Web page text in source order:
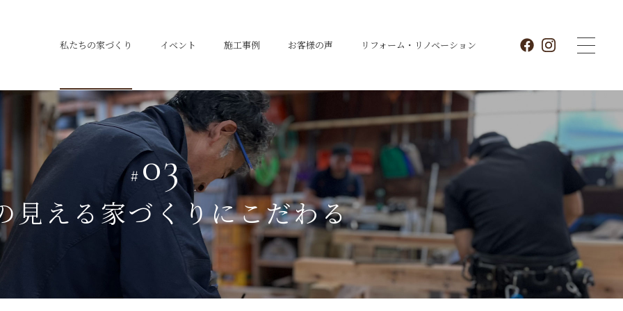
私たちの家づくり イベント 施工事例 お客様の声 リフォーム・ リノベーション
#03
見える家づくりにこだわる